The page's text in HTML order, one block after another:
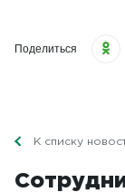
Поделиться
К списку